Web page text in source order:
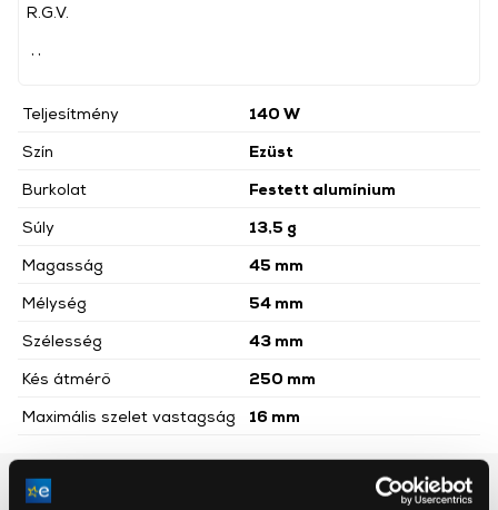
R.G.V.
Teljesítmény
140 W
Szín
Ezüst
Burkolat
Festett alumínium
Súly
13,5 g
Magasság
45 mm
Mélység
54 mm
Szélesség
43 mm
Kés átmérő
250 mm
Maximális szelet vastagság
16 mm
Részletes ismertető